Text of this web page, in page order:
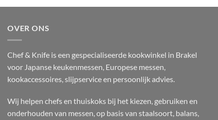
OVER ONS
Chef & Knife is een gespecialiseerde kookwinkel in Brakel
voor Japanse keukenmessen, Europese messen,
kookaccessoires, slijpservice en persoonlijk advies.
Wij helpen chefs en thuiskoks bij het kiezen, gebruiken en
onderhouden van messen, op basis van staalsoort, balans,